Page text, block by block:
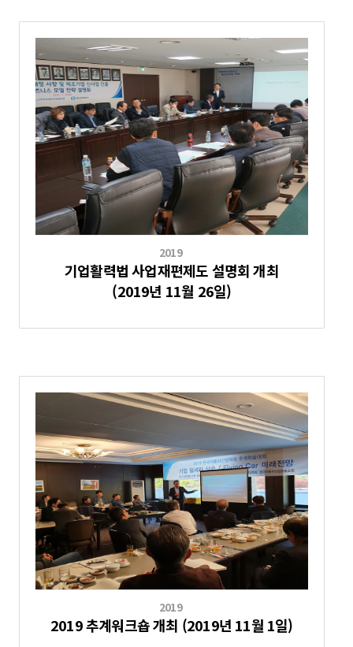
2019
기업활력법 사업재편제도 설명회 개최
(2019년 11월 26일)
2019
2019 추계워크숍 개최 (2019년 11월 1일)